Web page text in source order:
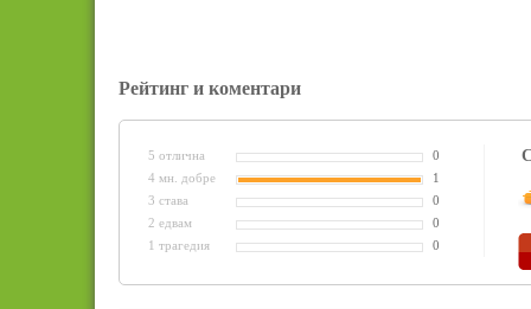
Рейтинг и коментари
5 отлична
0
4 мн. добре
1
3 става
0
2 едвам
0
1 трагедия
0